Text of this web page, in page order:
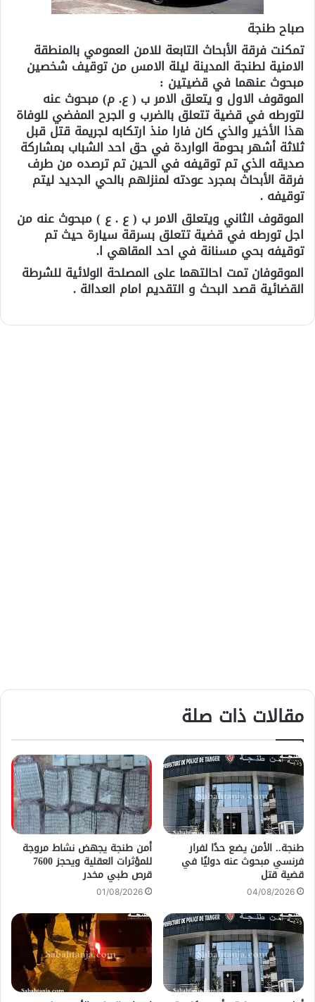
صباح طنجة
تمكنت فرقة الأبحاث التابعة للامن العمومي بالمنطقة
الامنية لطنجة المدينة ليلة الامس من توقيف شخصين
مبحوث عنهما في قضيتين :
الموقوف الاول و يتعلق الامر ب ( ع. م) مبحوث عنه
لتورطه في قضية تتعلق بالضرب و الجرح المفضي للوفاة
هذا الأخير والذي كان فارا منذ ارتكابه لجريمة قتل قبل
ثلاثة أشهر بحومة الواردة في حق احد الشباب بمشاركة
صديقه الذي تم توقيفه في الحين تم ترصده من طرف
فرقة الأبحاث بمجرد عودته لمنزلهم بالحي الجديد ليتم
توقيفه .
الموقوف الثاني ويتعلق الامر ب ( ع . ع ) مبحوث عنه من
اجل تورطه في قضية تتعلق بسرقة سيارة حيث تم
توقيفه بحي مسنانة في احد المقاهي ا.
الموقوفان تمت احالتهما على المصلحة الولائية للشرطة
القضائية قصد البحث و التقديم امام العدالة .
مقالات ذات صلة
طنجة.. الأمن يضع حدًا لفرار
فرنسي مبحوث عنه دوليًا في
قضية قتل
04/08/2026
أمن طنجة يجهض نشاط مروجة
للمؤثرات العقلية ويحجز 7600
قرص طبي مخدر
01/08/2026